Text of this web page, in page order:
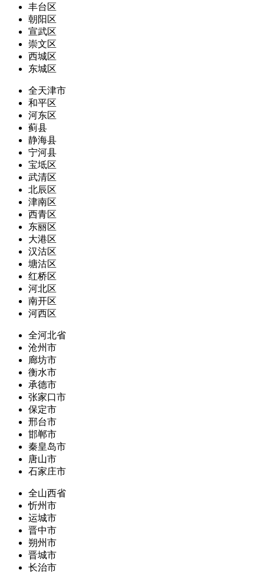
丰台区
朝阳区
宣武区
崇文区
西城区
东城区
全天津市
和平区
河东区
蓟县
静海县
宁河县
宝坻区
武清区
北辰区
津南区
西青区
东丽区
大港区
汉沽区
塘沽区
红桥区
河北区
南开区
河西区
全河北省
沧州市
廊坊市
衡水市
承德市
张家口市
保定市
邢台市
邯郸市
秦皇岛市
唐山市
石家庄市
全山西省
忻州市
运城市
晋中市
朔州市
晋城市
长治市